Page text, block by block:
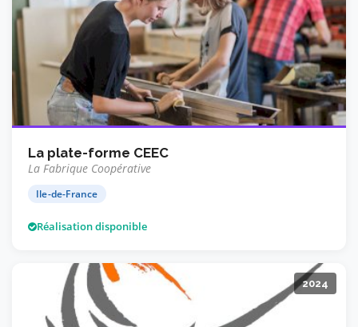
La plate-forme CEEC
La Fabrique Coopérative
Ile-de-France
Réalisation disponible
2024